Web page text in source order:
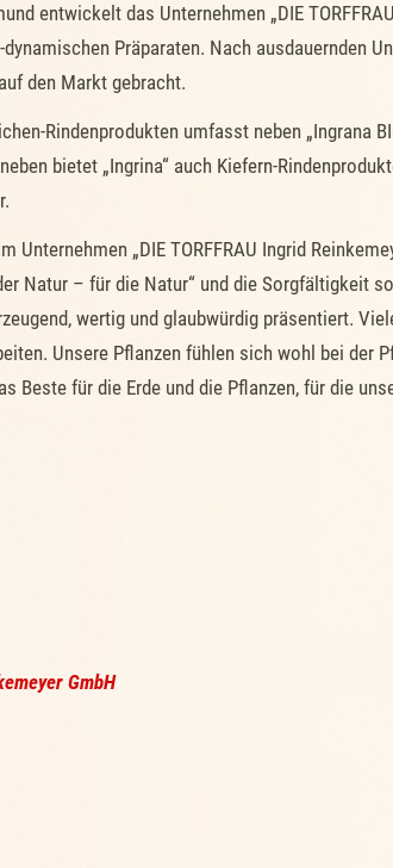
entwickelt das Unternehmen „DIE
Präparaten. Nach ausdauernden
den Markt gebracht.
Rindenprodukten umfasst neben „Ingrana
bietet „Ingrina“ auch Kiefern-
Unternehmen „DIE TORFFRAU Ingrid
Natur – für die Natur“ und die Sorgfältigkeit
wertig und glaubwürdig präsentiert.
Unsere Pflanzen fühlen sich wohl bei der
Beste für die Erde und die Pflanzen, für die
GmbH